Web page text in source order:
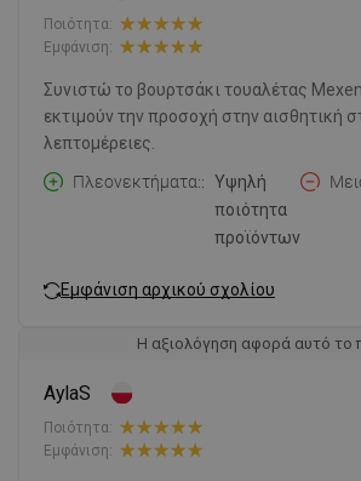
Ποιότητα:
Εμφάνιση:
Συνιστώ το βουρτσάκι τουαλέτας
εκτιμούν την προσοχή στην αισθητική
λεπτομέρειες.
Πλεονεκτήματα:
Υψηλή
ποιότητα
προϊόντων
Εμφάνιση αρχικού σχολίου
Η αξιολόγηση αφορά αυτό το
AylaS
Ποιότητα:
Εμφάνιση: